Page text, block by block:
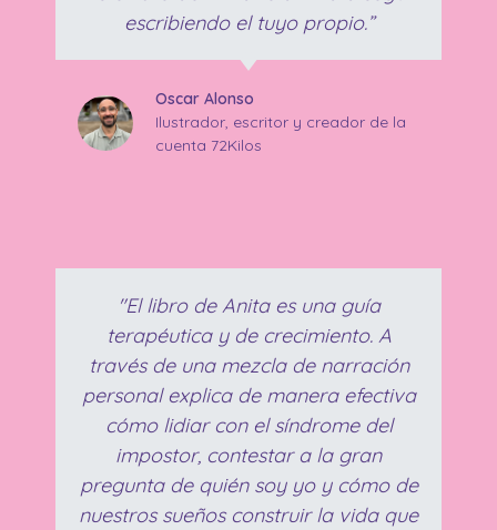
escribiendo el tuyo propio.”
Oscar Alonso
Ilustrador, escritor y creador de la
cuenta 72Kilos
"El libro de Anita es una guía
terapéutica y de crecimiento. A
través de una mezcla de narración
personal explica de manera efectiva
cómo lidiar con el síndrome del
impostor, contestar a la gran
pregunta de quién soy yo y cómo de
nuestros sueños construir la vida que